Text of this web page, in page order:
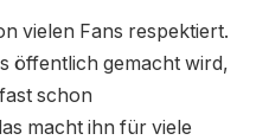
vielen Fans respektiert.
öffentlich gemacht wird,
schon
macht ihn für viele